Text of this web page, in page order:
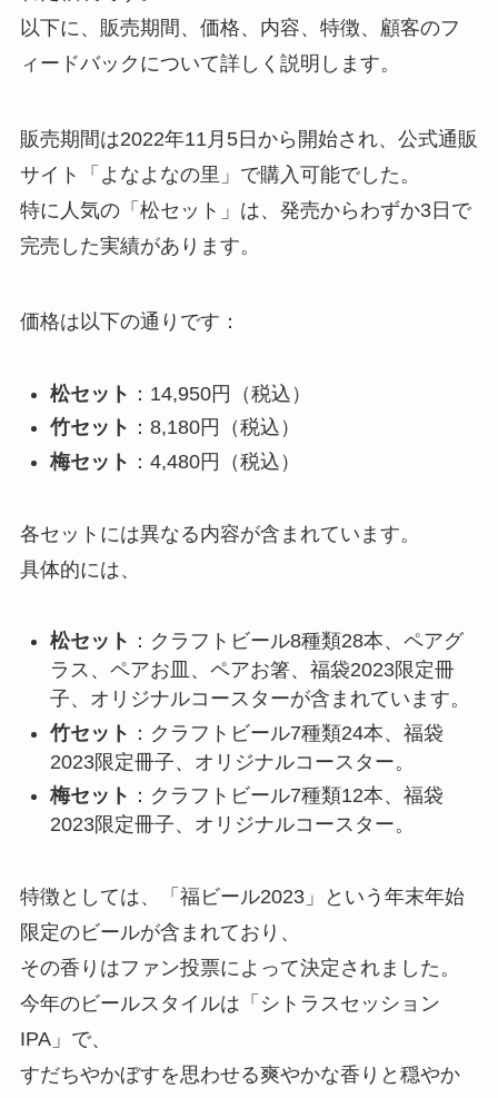
以下に、販売期間、価格、内容、特徴、顧客のフ
ィードバックについて詳しく説明します。
販売期間は2022年11月5日から開始され、公式通販
サイト「よなよなの里」で購入可能でした。
特に人気の「松セット」は、発売からわずか3日で
完売した実績があります。
価格は以下の通りです：
松セット ：14,950円（税込）
竹セット ：8,180円（税込）
梅セット ：4,480円（税込）
各セットには異なる内容が含まれています。
具体的には、
松セット ：クラフトビール8種類28本、ペアグ
ラス、ペアお皿、ペアお箸、福袋2023限定冊
子、オリジナルコースターが含まれています。
竹セット ：クラフトビール7種類24本、福袋
2023限定冊子、オリジナルコースター。
梅セット ：クラフトビール7種類12本、福袋
2023限定冊子、オリジナルコースター。
特徴としては、「福ビール2023」という年末年始
限定のビールが含まれており、
その香りはファン投票によって決定されました。
今年のビールスタイルは「シトラスセッション
IPA」で、
すだちやかぼすを思わせる爽やかな香りと穏やか